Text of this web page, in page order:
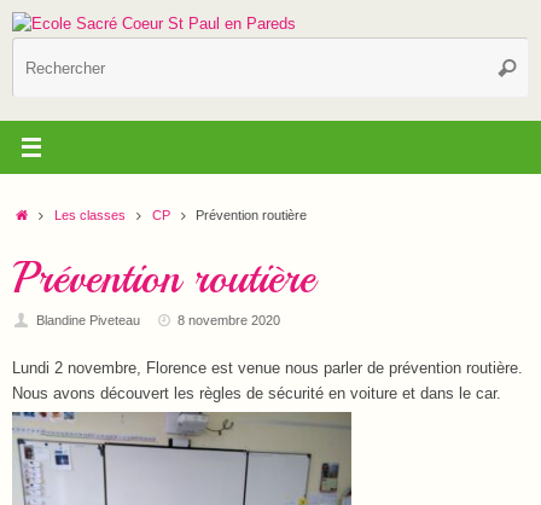
Passer
au
contenu
AccueilLes classes CP Prévention routière
Prévention routière
Blandine Piveteau 8 novembre 2020
Lundi 2 novembre, Florence est venue nous parler de prévention routière.
Nous avons découvert les règles de sécurité en voiture et dans le car.